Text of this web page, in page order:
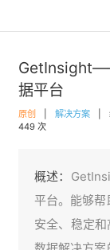
据平台
原创 解决方案
449 次
概述：
平台。能够
安全、稳定